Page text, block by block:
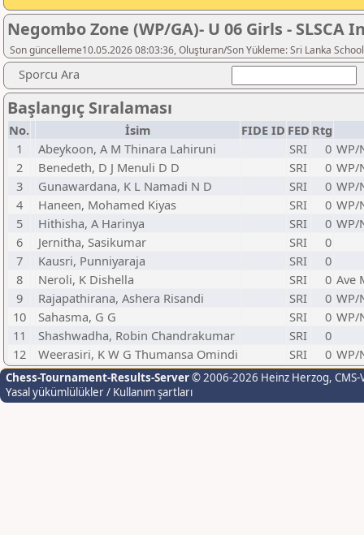
Negombo Zone (WP/GA)- U 06 Girls - SLSCA
Son güncelleme10.05.2026 08:03:36, Oluşturan/Son Yükleme: Sri Lanka
Sporcu Ara
Başlangıç Sıralaması
No. İsim FIDE ID FED Rtg
1
Abeykoon, A M Thinara Lahiruni SRI 0 WP/
2
Benedeth, D J Menuli D D SRI 0 WP/
3
Gunawardana, K L Namadi N D SRI 0 WP/
4
Haneen, Mohamed Kiyas SRI 0 WP/
5
Hithisha, A Harinya SRI 0 WP/
6
Jernitha, Sasikumar SRI
0
7
Kausri, Punniyaraja SRI
0
8
Neroli, K Dishella SRI 0 Ave
9
Rajapathirana, Ashera Risandi SRI 0 WP/
10
Sahasma, G G SRI 0 WP/
11
Shashwadha, Robin Chandrakumar SRI
0
12
Weerasiri, K W G Thumansa Omindi SRI 0 WP/
Chess-Tournament-Results-Server© 2006-2026 Heinz Herzog,
Yasal yükümlülükler / Kullanım şartları